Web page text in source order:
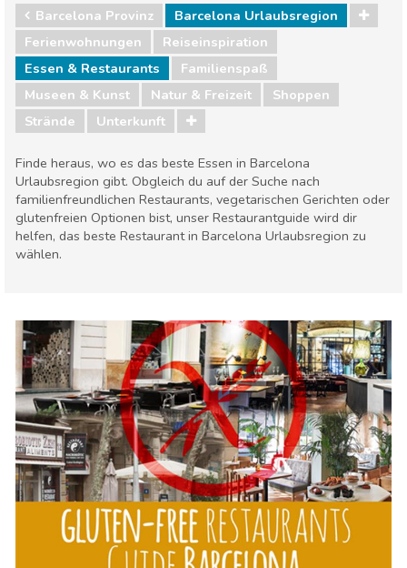
Barcelona Provinz
Barcelona Urlaubsregion
Ferienwohnungen
Reiseinspiration
Essen & Restaurants
Familienspaß
Museen & Kunst
Natur & Freizeit
Shoppen
Strände
Unterkunft
Finde heraus, wo es das beste Essen in Barcelona
Urlaubsregion gibt. Obgleich du auf der Suche nach
familienfreundlichen Restaurants, vegetarischen Gerichten oder
glutenfreien Optionen bist, unser Restaurantguide wird dir
helfen, das beste Restaurant in Barcelona Urlaubsregion zu
wählen.
Essen & Restaurants
Familienspaß
Museen & Kunst
Natur & Freizeit
Shoppen
Strände
Unterkunft